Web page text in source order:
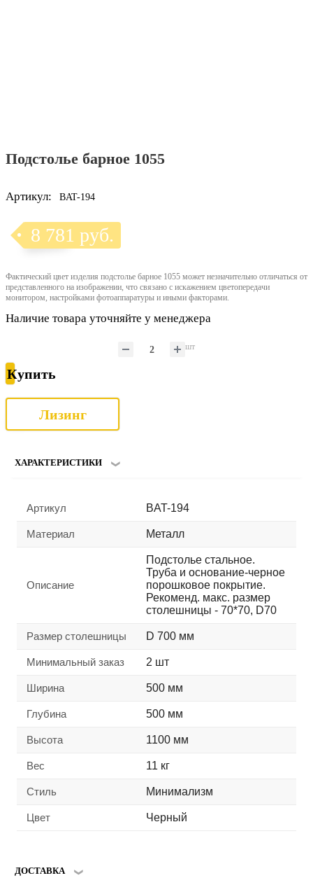
Подстолье барное 1055
Артикул: BAT-194
8 781 руб.
Фактический цвет изделия подстолье барное 1055 может незначительно отличаться от
представленного на изображении, что связано с искажением цветопередачи
монитором, настройками фотоаппаратуры и иными факторами.
Наличие товара уточняйте у менеджера
шт
Купить
Лизинг
ХАРАКТЕРИСТИКИ
Артикул BAT-194
Материал Металл
Описание
Подстолье стальное.
Труба и основание-черное
порошковое покрытие.
Рекоменд. макс. размер
столешницы - 70*70, D70
Размер столешницы D 700 мм
Минимальный заказ 2 шт
Ширина 500 мм
Глубина 500 мм
Высота 1100 мм
Вес 11 кг
Стиль Минимализм
Цвет Черный
ДОСТАВКА